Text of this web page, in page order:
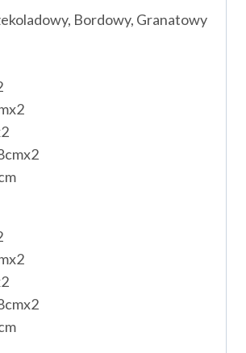
Bordowy, Granatowy